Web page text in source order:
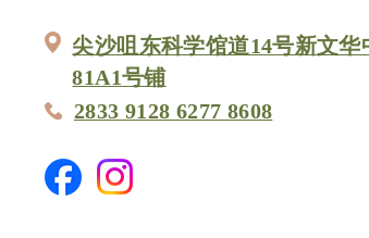
尖沙咀东科学馆道14号新文华
81A1号铺
2833 9128 6277 8608